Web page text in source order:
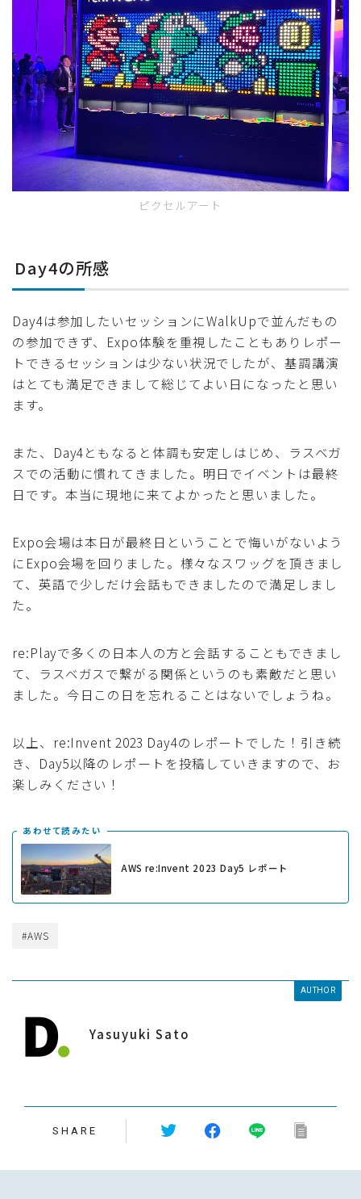
ピクセルアート
Day4の所感
Day4は参加したいセッションにWalkUpで並んだもの
の参加できず、Expo体験を重視したこともありレポー
トできるセッションは少ない状況でしたが、基調講演
はとても満足できまして総じてよい日になったと思い
ます。
また、Day4ともなると体調も安定しはじめ、ラスベガ
スでの活動に慣れてきました。明日でイベントは最終
日です。本当に現地に来てよかったと思いました。
Expo会場は本日が最終日ということで悔いがないよう
にExpo会場を回りました。様々なスワッグを頂きまし
て、英語で少しだけ会話もできましたので満足しまし
た。
re:Playで多くの日本人の方と会話することもできまし
て、ラスベガスで繋がる関係というのも素敵だと思い
ました。今日この日を忘れることはないでしょうね。
以上、re:Invent 2023 Day4のレポートでした！引き続
き、Day5以降のレポートを投稿していきますので、お
楽しみください！
あわせて読みたい
AWS re:Invent 2023 Day5 レポート
#AWS
AUTHOR
Yasuyuki Sato
SHARE